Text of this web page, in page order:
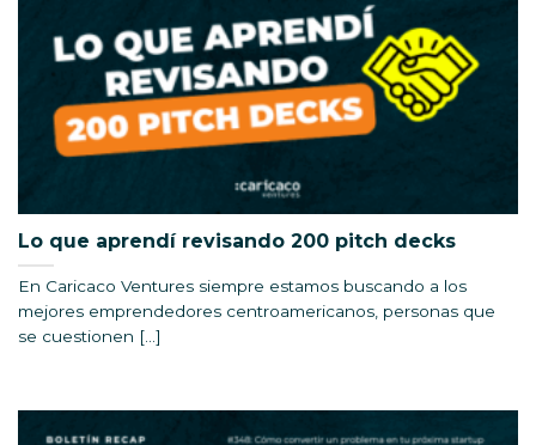
Lo que aprendí revisando 200 pitch decks
En Caricaco Ventures siempre estamos buscando a los
mejores emprendedores centroamericanos, personas que
se cuestionen [...]